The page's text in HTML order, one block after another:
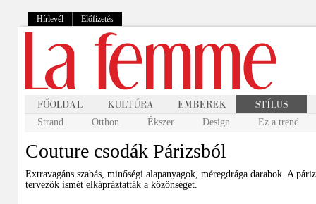
Hírlevél Előfizetés
Strand Otthon Ékszer Design Ez a trend
Couture csodák Párizsból
Extravagáns szabás, minőségi alapanyagok, méregdrága darabok. A
tervezők ismét elkápráztatták a közönséget.